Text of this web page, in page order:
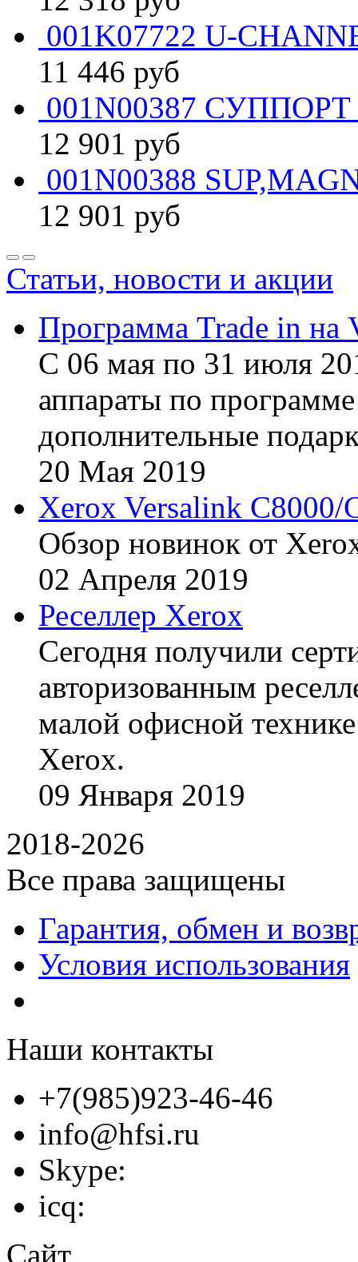
001K07722 U-
11 446 руб
001N00387 СУППОРТ
12 901 руб
001N00388
12 901 руб
Статьи, новости и акции
Программа Trade in на
С 06 мая по 31 июля
аппараты по
дополнительные
20 Мая 2019
Xerox Versalink C8000/
Обзор новинок от
02 Апреля 2019
Реселлер Xerox
Сегодня получили
авторизованным
малой офисной
Xerox.
09 Января 2019
2018-2026
Все права защищены
Гарантия, обмен и
Условия использования
Наши контакты
+7(985)923-46-46
info@hfsi.ru
Skype:
icq:
Сайт